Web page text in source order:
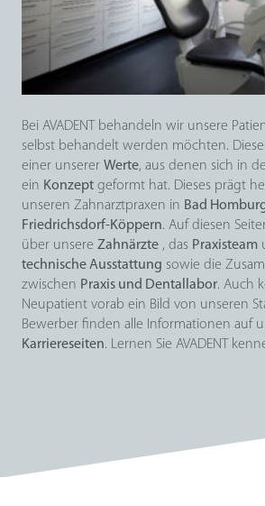
Bei AVADENT behandeln wir unsere
selbst behandelt werden möchten.
einer unserer Werte, aus denen sich in
ein Konzept geformt hat. Dieses prägt
unseren Zahnarztpraxen in Bad
Friedrichsdorf-Köppern. Auf diesen
über unsere Zahnärzte , das Praxisteam
technische Ausstattung sowie die
zwischen Praxis und Dentallabor. Auch
Neupatient vorab ein Bild von unseren
Bewerber finden alle Informationen auf
Karriereseiten. Lernen Sie AVADENT